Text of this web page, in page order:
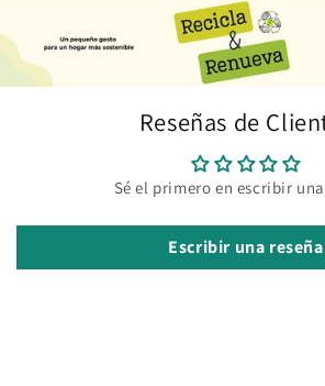
Reseñas de
Sé el primero en escribir
Escribir una reseña